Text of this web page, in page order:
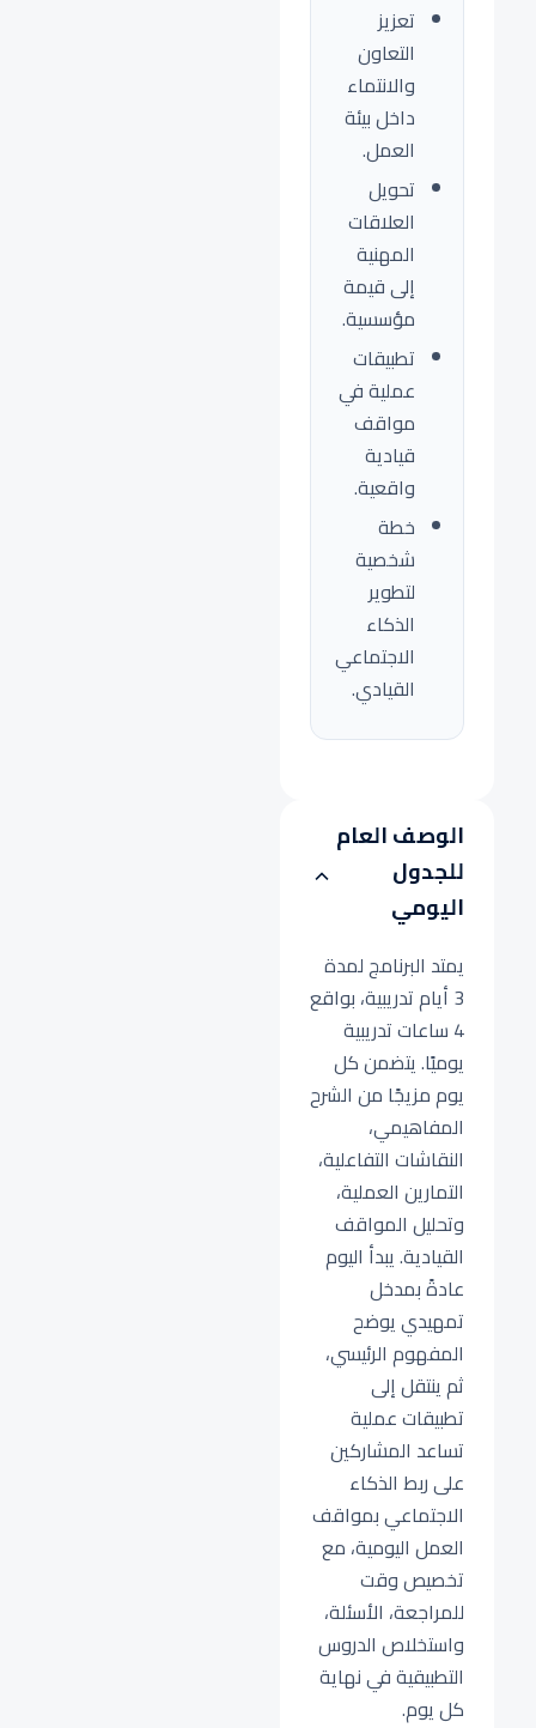
تعزيز
التعاون
والانتماء
داخل بيئة
العمل.
تحويل
العلاقات
المهنية
إلى قيمة
مؤسسية.
تطبيقات
عملية في
مواقف
قيادية
واقعية.
خطة
شخصية
لتطوير
الذكاء
الاجتماعي
القيادي.
الوصف العام
للجدول
اليومي
يمتد البرنامج لمدة
3 أيام تدريبية، بواقع
4 ساعات تدريبية
يوميًا. يتضمن كل
يوم مزيجًا من الشرح
المفاهيمي،
النقاشات التفاعلية،
التمارين العملية،
وتحليل المواقف
القيادية. يبدأ اليوم
عادةً بمدخل
تمهيدي يوضح
المفهوم الرئيسي،
ثم ينتقل إلى
تطبيقات عملية
تساعد المشاركين
على ربط الذكاء
الاجتماعي بمواقف
العمل اليومية، مع
تخصيص وقت
للمراجعة، الأسئلة،
واستخلاص الدروس
التطبيقية في نهاية
كل يوم.